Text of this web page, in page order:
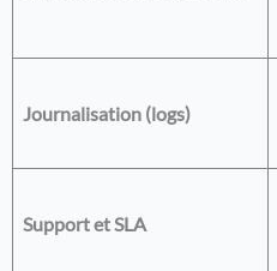
Journalisation (logs)
Support et SLA